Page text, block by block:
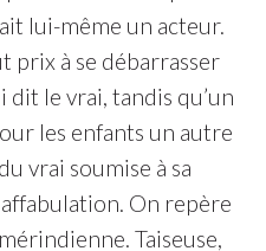
lui-même un acteur.
prix à se débarrasser
le vrai, tandis qu’un
les enfants un autre
vrai soumise à sa
On repère
Taiseuse,